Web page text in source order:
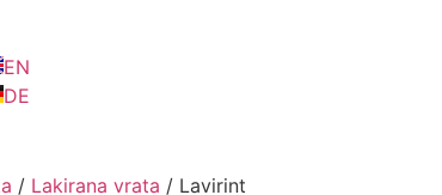
EN
DE
/ Lakirana vrata / Lavirint